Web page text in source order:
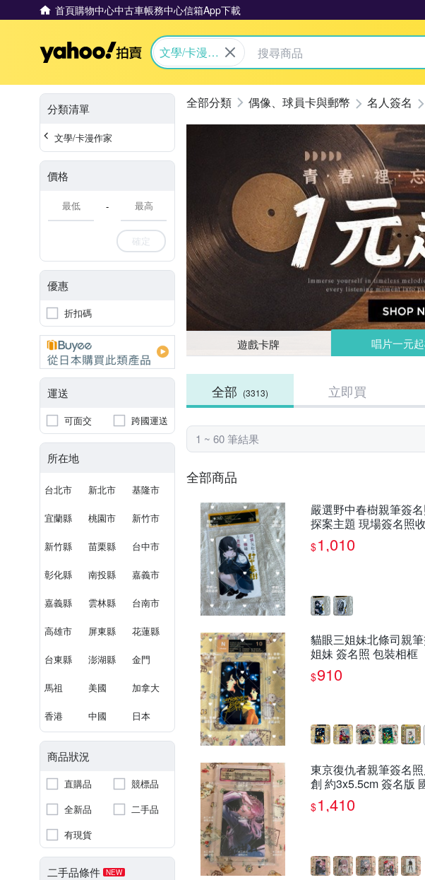
首頁購物中心中古車帳務中心信箱App下載
Yahoo拍賣
文學/卡漫作
分類清單
文學/卡漫作家
價格
-
確定
優惠
折扣碼
運送
可面交 跨國運送
所在地
台北市 新北市 基隆市
宜蘭縣 桃園市 新竹市
新竹縣 苗栗縣 台中市
彰化縣 南投縣 嘉義市
嘉義縣 雲林縣 台南市
高雄市 屏東縣 花蓮縣
台東縣 澎湖縣 金門
馬祖 美國 加拿大
香港 中國 日本
商品狀況
直購品
競標品
全新品
二手品
有現貨
二手品條件 NEW
偶像、球員卡與郵幣 名人簽名
遊戲卡牌 唱片一元
全部 (3313) 立即買
1 ~ 60 筆結果
全部商品
嚴選野中春樹親筆簽
探案主題 現場簽名照
$1,010
貓眼三姐妹北條司親
姐妹 簽名照 包裝相框
$910
東京復仇者親筆簽名
創 約3x5.5cm 簽名版
$1,410